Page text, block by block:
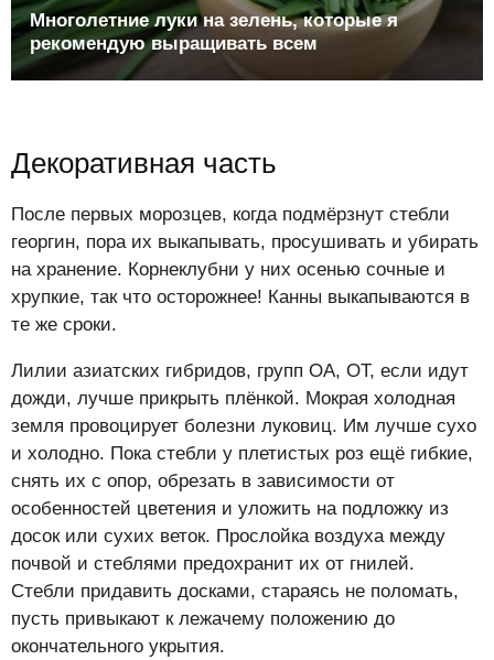
Многолетние луки на зелень, которые я
рекомендую выращивать всем
Декоративная часть
После первых морозцев, когда подмёрзнут стебли
георгин, пора их выкапывать, просушивать и убирать
на хранение. Корнеклубни у них осенью сочные и
хрупкие, так что осторожнее! Канны выкапываются в
те же сроки.
Лилии азиатских гибридов, групп ОА, ОТ, если идут
дожди, лучше прикрыть плёнкой. Мокрая холодная
земля провоцирует болезни луковиц. Им лучше сухо
и холодно. Пока стебли у плетистых роз ещё гибкие,
снять их с опор, обрезать в зависимости от
особенностей цветения и уложить на подложку из
досок или сухих веток. Прослойка воздуха между
почвой и стеблями предохранит их от гнилей.
Стебли придавить досками, стараясь не поломать,
пусть привыкают к лежачему положению до
окончательного укрытия.